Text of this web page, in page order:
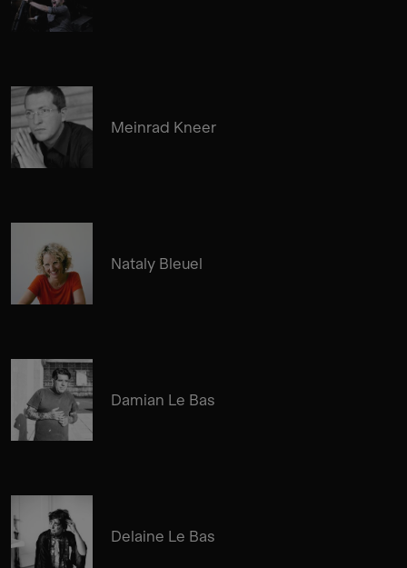
Meinrad Kneer
Nataly Bleuel
Damian Le Bas
Delaine Le Bas